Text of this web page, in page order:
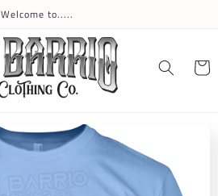
Welcome to.....
Cart